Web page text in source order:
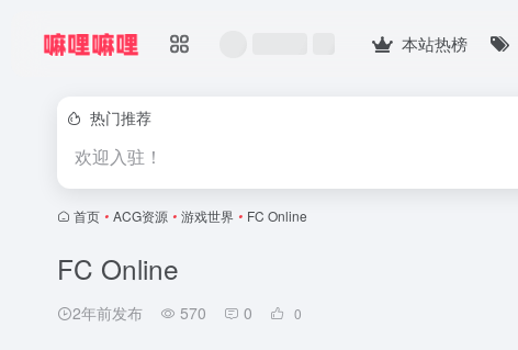
本站热榜
热门推荐
欢迎入驻！
首页 • ACG资源 • 游戏世界 • FC Online
FC Online
2年前发布 570 0 0